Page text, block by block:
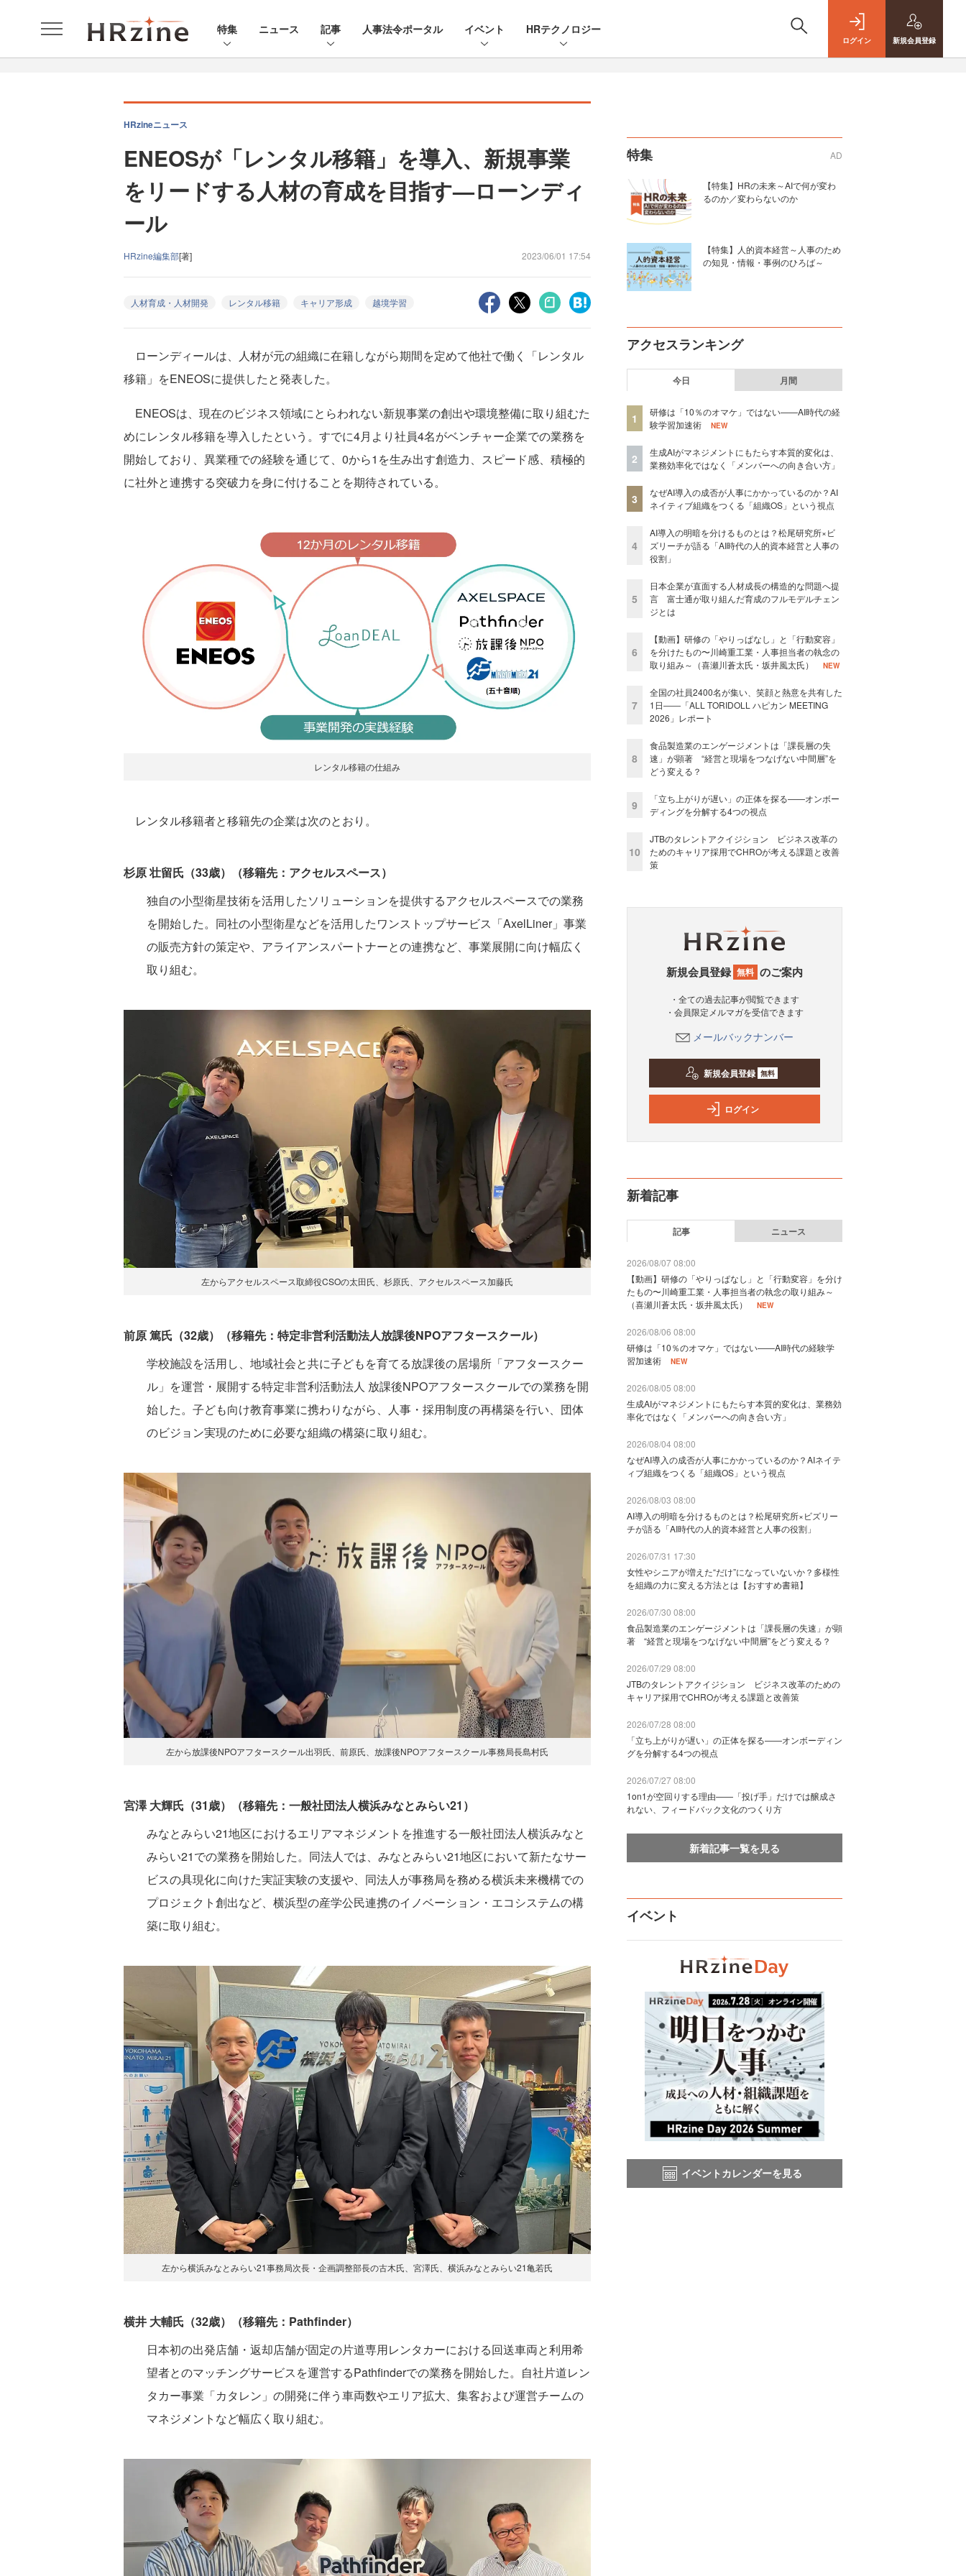
特集 ニュース 記事 人事法令ポータル イベント HRテクノロジー
ログイン 新規会員登録
HRzineニュース
ENEOSが「レンタル移籍」を導入、新規事業
をリードする人材の育成を目指す—ローンディ
ール
HRzine編集部[著] 2023/06/01 17:54
人材育成・人材開発 レンタル移籍 キャリア形成 越境学習
ローンディールは、人材が元の組織に在籍しながら期間を定めて他社で働く「レンタル
移籍」をENEOSに提供したと発表した。
ENEOSは、現在のビジネス領域にとらわれない新規事業の創出や環境整備に取り組むた
めにレンタル移籍を導入したという。すでに4月より社員4名がベンチャー企業での業務を
開始しており、異業種での経験を通じて、0から1を生み出す創造力、スピード感、積極的
に社外と連携する突破力を身に付けることを期待されている。
レンタル移籍の仕組み
レンタル移籍者と移籍先の企業は次のとおり。
杉原 壮留氏（33歳）（移籍先：アクセルスペース）
独自の小型衛星技術を活用したソリューションを提供するアクセルスペースでの業務
を開始した。同社の小型衛星などを活用したワンストップサービス「AxelLiner」事業
の販売方針の策定や、アライアンスパートナーとの連携など、事業展開に向け幅広く
取り組む。
左からアクセルスペース取締役CSOの太田氏、杉原氏、アクセルスペース加藤氏
前原 篤氏（32歳）（移籍先：特定非営利活動法人放課後NPOアフタースクール）
学校施設を活用し、地域社会と共に子どもを育てる放課後の居場所「アフタースクー
ル」を運営・展開する特定非営利活動法人 放課後NPOアフタースクールでの業務を開
始した。子ども向け教育事業に携わりながら、人事・採用制度の再構築を行い、団体
のビジョン実現のために必要な組織の構築に取り組む。
左から放課後NPOアフタースクール出羽氏、前原氏、放課後NPOアフタースクール事務局長島村氏
宮澤 大輝氏（31歳）（移籍先：一般社団法人横浜みなとみらい21）
みなとみらい21地区におけるエリアマネジメントを推進する一般社団法人横浜みなと
みらい21での業務を開始した。同法人では、みなとみらい21地区において新たなサー
ビスの具現化に向けた実証実験の支援や、同法人が事務局を務める横浜未来機構での
プロジェクト創出など、横浜型の産学公民連携のイノベーション・エコシステムの構
築に取り組む。
左から横浜みなとみらい21事務局次長・企画調整部長の古木氏、宮澤氏、横浜みなとみらい21亀若氏
横井 大輔氏（32歳）（移籍先：Pathfinder）
日本初の出発店舗・返却店舗が固定の片道専用レンタカーにおける回送車両と利用希
望者とのマッチングサービスを運営するPathfinderでの業務を開始した。自社片道レン
タカー事業「カタレン」の開発に伴う車両数やエリア拡大、集客および運営チームの
マネジメントなど幅広く取り組む。
特集 AD
【特集】HRの未来～AIで何が変わ
るのか／変わらないのか
【特集】人的資本経営～人事のため
の知見・情報・事例のひろば～
アクセスランキング
今日 月間
1
研修は「10％のオマケ」ではない——AI時代の経
験学習加速術
NEW
2
生成AIがマネジメントにもたらす本質的変化は、
業務効率化ではなく「メンバーへの向き合い方」
3
なぜAI導入の成否が人事にかかっているのか？AI
ネイティブ組織をつくる「組織OS」という視点
4
AI導入の明暗を分けるものとは？松尾研究所×ビ
ズリーチが語る「AI時代の人的資本経営と人事の
役割」
5
日本企業が直面する人材成長の構造的な問題へ提
言 富士通が取り組んだ育成のフルモデルチェン
ジとは
6
【動画】研修の「やりっぱなし」と「行動変容」
を分けたもの〜川崎重工業・人事担当者の執念の
取り組み～（喜瀬川蒼太氏・坂井風太氏）
NEW
7
全国の社員2400名が集い、笑顔と熱意を共有した
1日――「ALL TORIDOLL ハピカン MEETING
2026」レポート
8
食品製造業のエンゲージメントは「課長層の失
速」が顕著 “経営と現場をつなげない中間層”を
どう変える？
9
「立ち上がりが遅い」の正体を探る——オンボー
ディングを分解する4つの視点
10
JTBのタレントアクイジション ビジネス改革の
ためのキャリア採用でCHROが考える課題と改善
策
新規会員登録 無料 のご案内
・全ての過去記事が閲覧できます
・会員限定メルマガを受信できます
メールバックナンバー
新規会員登録 無料
ログイン
新着記事
記事 ニュース
2026/08/07 08:00
【動画】研修の「やりっぱなし」と「行動変容」を分け
たもの〜川崎重工業・人事担当者の執念の取り組み～
（喜瀬川蒼太氏・坂井風太氏）
NEW
2026/08/06 08:00
研修は「10％のオマケ」ではない——AI時代の経験学
習加速術
NEW
2026/08/05 08:00
生成AIがマネジメントにもたらす本質的変化は、業務効
率化ではなく「メンバーへの向き合い方」
2026/08/04 08:00
なぜAI導入の成否が人事にかかっているのか？AIネイテ
ィブ組織をつくる「組織OS」という視点
2026/08/03 08:00
AI導入の明暗を分けるものとは？松尾研究所×ビズリー
チが語る「AI時代の人的資本経営と人事の役割」
2026/07/31 17:30
女性やシニアが増えた“だけ”になっていないか？多様性
を組織の力に変える方法とは【おすすめ書籍】
2026/07/30 08:00
食品製造業のエンゲージメントは「課長層の失速」が顕
著 “経営と現場をつなげない中間層”をどう変える？
2026/07/29 08:00
JTBのタレントアクイジション ビジネス改革のための
キャリア採用でCHROが考える課題と改善策
2026/07/28 08:00
「立ち上がりが遅い」の正体を探る——オンボーディン
グを分解する4つの視点
2026/07/27 08:00
1on1が空回りする理由——「投げ手」だけでは醸成さ
れない、フィードバック文化のつくり方
新着記事一覧を見る
イベント
イベントカレンダーを見る